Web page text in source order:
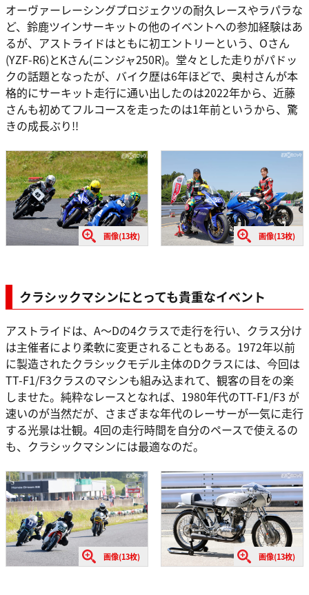
オーヴァーレーシングプロジェクツの耐久レースやラパラな
ど、鈴鹿ツインサーキットの他のイベントへの参加経験はあ
るが、アストライドはともに初エントリーという、Oさん
(YZF-R6)とKさん(ニンジャ250R)。堂々とした走りがパドッ
クの話題となったが、バイク歴は6年ほどで、奥村さんが本
格的にサーキット走行に通い出したのは2022年から、近藤
さんも初めてフルコースを走ったのは1年前というから、驚
きの成長ぶり!!
画像(13枚) 画像(13枚)
クラシックマシンにとっても貴重なイベント
アストライドは、A〜Dの4クラスで走行を行い、クラス分け
は主催者により柔軟に変更されることもある。1972年以前
に製造されたクラシックモデル主体のDクラスには、今回は
TT-F1/F3クラスのマシンも組み込まれて、観客の目をの楽
しませた。純粋なレースとなれば、1980年代のTT-F1/F3 が
速いのが当然だが、さまざまな年代のレーサーが一気に走行
する光景は壮観。4回の走行時間を自分のペースで使えるの
も、クラシックマシンには最適なのだ。
画像(13枚) 画像(13枚)